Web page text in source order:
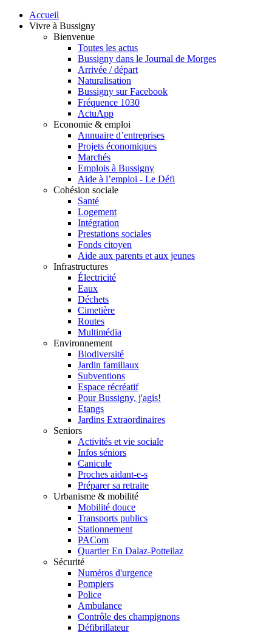
Accueil
Vivre à Bussigny
Bienvenue
Toutes les actus
Bussigny dans le Journal de Morges
Arrivée / départ
Naturalisation
Bussigny sur Facebook
Fréquence 1030
ActuApp
Economie & emploi
Annuaire d’entreprises
Projets économiques
Marchés
Emplois à Bussigny
Aide à l’emploi - Le Défi
Cohésion sociale
Santé
Logement
Intégration
Prestations sociales
Fonds citoyen
Aide aux parents et aux jeunes
Infrastructures
Électricité
Eaux
Déchets
Cimetière
Routes
Multimédia
Environnement
Biodiversité
Jardin familiaux
Subventions
Espace récréatif
Pour Bussigny, j'agis!
Etangs
Jardins Extraordinaires
Seniors
Activités et vie sociale
Infos séniors
Canicule
Proches aidant-e-s
Préparer sa retraite
Urbanisme & mobilité
Mobilité douce
Transports publics
Stationnement
PACom
Quartier En Dalaz-Potteilaz
Sécurité
Numéros d'urgence
Pompiers
Police
Ambulance
Contrôle des champignons
Défibrillateur